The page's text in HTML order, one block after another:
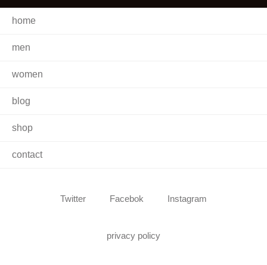
home
men
women
blog
shop
contact
Twitter Facebok Instagram
privacy policy